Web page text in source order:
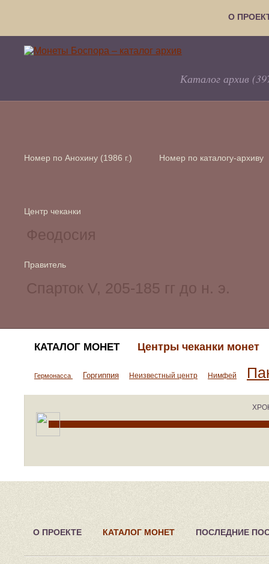
О
Каталог архив
Номер по Анохину (1986 г.) Номер по каталогу-архиву
Центр чеканки
Правитель
КАТАЛОГ МОНЕТ Центры чеканки монет
Гермонасса Горгиппия Неизвестный центр Нимфей
О ПРОЕКТЕ КАТАЛОГ МОНЕТ ПОСЛЕДНИЕ